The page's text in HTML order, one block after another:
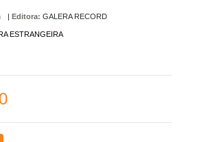
| Editora: GALERA RECORD
ESTRANGEIRA